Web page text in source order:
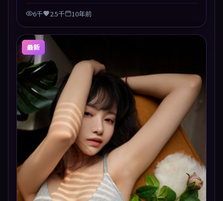
6千 2.5千 10年前
最新